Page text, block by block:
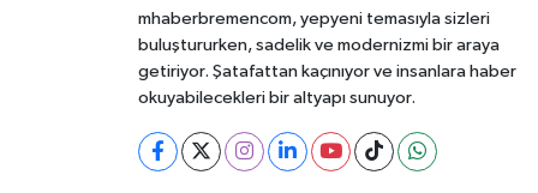
mhaberbremencom, yepyeni temasıyla sizleri
buluştururken, sadelik ve modernizmi bir araya
getiriyor. Şatafattan kaçınıyor ve insanlara haber
okuyabilecekleri bir altyapı sunuyor.